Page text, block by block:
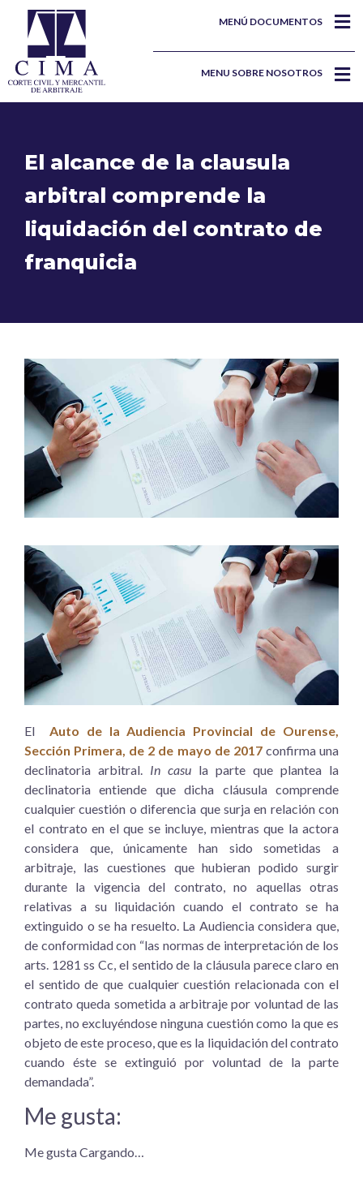
MENÚ DOCUMENTOS
MENU SOBRE NOSOTROS
El alcance de la clausula
arbitral comprende la
liquidación del contrato de
franquicia
El Auto de la Audiencia Provincial de Ourense,
Sección Primera, de 2 de mayo de 2017confirma una
declinatoria arbitral. In casu la parte que plantea la
declinatoria entiende que dicha cláusula comprende
cualquier cuestión o diferencia que surja en relación con
el contrato en el que se incluye, mientras que la actora
considera que, únicamente han sido sometidas a
arbitraje, las cuestiones que hubieran podido surgir
durante la vigencia del contrato, no aquellas otras
relativas a su liquidación cuando el contrato se ha
extinguido o se ha resuelto. La Audiencia considera que,
de conformidad con “las normas de interpretación de los
arts. 1281 ss Cc, el sentido de la cláusula parece claro en
el sentido de que cualquier cuestión relacionada con el
contrato queda sometida a arbitraje por voluntad de las
partes, no excluyéndose ninguna cuestión como la que es
objeto de este proceso, que es la liquidación del contrato
cuando éste se extinguió por voluntad de la parte
demandada”.
Me gusta:
Me gustaCargando…